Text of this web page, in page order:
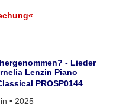
- Lieder
Lenzin Piano
PROSP0144
• 2025